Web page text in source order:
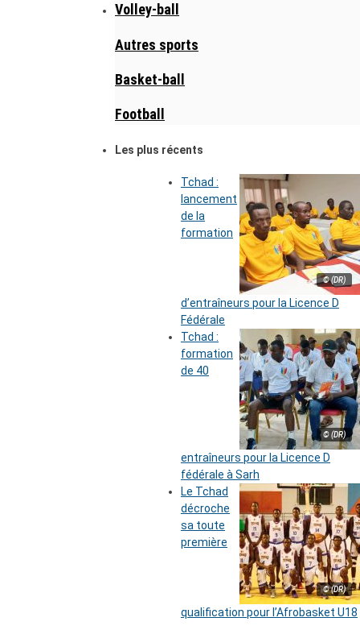
Volley-ball
Autres sports
Basket-ball
Football
Les plus récents
© (DR)
Tchad :
lancement
de la
formation
d’entraîneurs pour la Licence D
Fédérale
© (DR)
Tchad :
formation
de 40
entraîneurs pour la Licence D
fédérale à Sarh
© (DR)
Le Tchad
décroche
sa toute
première
qualification pour l’Afrobasket U18